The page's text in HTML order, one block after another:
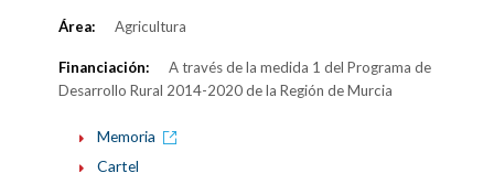
Área: Agricultura
Financiación:
A través de la medida 1 del Programa de
Desarrollo Rural 2014-2020 de la Región de Murcia
Memoria
Cartel